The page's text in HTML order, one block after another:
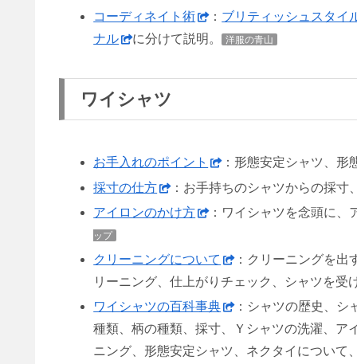
コーディネイト術
： ブリティッシュスタイ
ナル
に分けて説明。 洋服の青山
ワイシャツ
お手入れのポイント
：形態安定シャツ、形
採寸の仕方
：お手持ちのシャツからの採寸
アイロンのかけ方
：ワイシャツを念頭に、
ップ
クリーニングについて
：クリーニングを出
リーニング、仕上がりチェック、シャツを受
ワイシャツの百科事典
：シャツの歴史、シ
種類、柄の種類、採寸、Ｙシャツの洗濯、ア
ニング、形態安定シャツ、ネクタイについて